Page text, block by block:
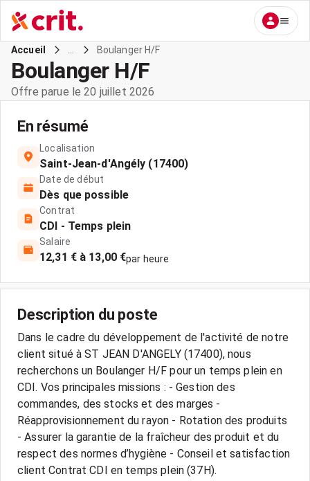
Accueil Boulanger H/F
Boulanger H/F
Offre parue le 20 juillet 2026
En résumé
Localisation
Saint-Jean-d'Angély (17400)
Date de début
Dès que possible
Contrat
CDI - Temps plein
Salaire
12,31 € à 13,00 €par heure
Description du poste
Dans le cadre du développement de l'activité de notre
client situé à ST JEAN D'ANGELY (17400), nous
recherchons un Boulanger H/F pour un temps plein en
CDI. Vos principales missions : - Gestion des
commandes, des stocks et des marges -
Réapprovisionnement du rayon - Rotation des produits
- Assurer la garantie de la fraîcheur des produit et du
respect des normes d’hygiène - Conseil et satisfaction
client Contrat CDI en temps plein (37H).